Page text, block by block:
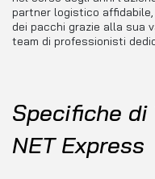
partner logistico
dei pacchi grazie alla sua
team di professionisti
Specifiche
NET Express